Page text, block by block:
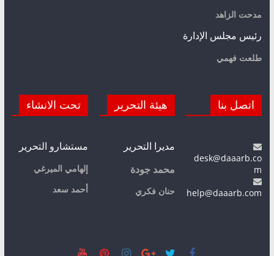
مدحت الزاهد
رئيس مجلس الإدارة
طلعت فهمي
اتصل بنا
desk@daaarb.co
m
help@daaarb.com
هيئة التحرير
مديرا التحرير
محمد جودة
حنان فكري
تحت الانشاء
مستشارو التحرير
إلهامي الميرغي
أحمد سعد